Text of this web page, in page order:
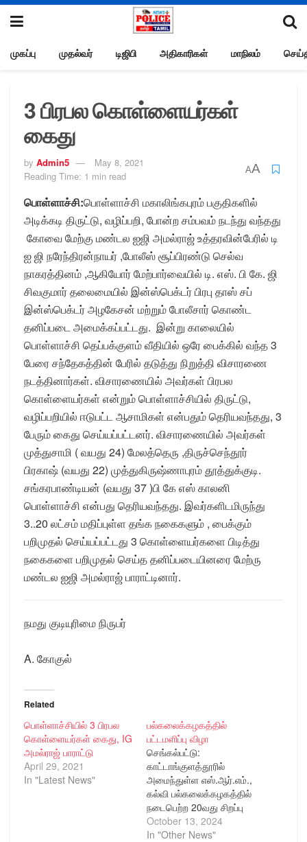
முகப்பு முதல்வர் டிஜிபி அதிகாரிகள் மாநிலம்
3 பிரபல கொள்ளையர்கள்
கைது
by Admin5
May 8, 2021
Reading Time: 1 min read
AA
பொள்ளாச்சி:பொள்ளாச்சி மகாலிங்கபுரம் பகுதிகளில்
அடிக்கடி திருட்டு, வழிப்பறி, போன்ற சம்பவம் நடந்து வந்தது
கோவை மேற்கு மண்டல ஐஜி அமல்ராஜ் உத்தரவின்பேரில் டி
ஐ ஜி நரேந்திரன்நாயர் ,போலீஸ் சூப்பிரண்டு செல்வ
நாகரத்தினம் ,ஆகியோர் மேற்பார்வையில் டி. எஸ். பி கே. ஜி
சிவகுமார் தலைமையில் இன்ஸ்பெக்டர் பிரபு தாஸ் சப்
இன்ஸ்பெக்டர் அழகேசன் மற்றும் போலீசார் கொண்ட
தனிப்படை அமைக்கப்பட்டது. இன்று காலையில்
பொள்ளாச்சி தெப்பக்குளம் வீதியில் ஒரே பைக்கில் வந்த 3
பேரை சந்தேகத்தின் பேரில் தடுத்து நிறுத்தி விசாரணை
நடத்தினார்கள். விசாரணையில் அவர்கள் பிரபல
கொள்ளையர்கள் என்றும் பொள்ளாச்சியில் திருட்டு,
வழிப்பறியில் ஈடுபட்ட ஆசாமிகள் என்பதும் தெரியவந்தது, 3
பேரும் கைது செய்யப்பட்டனர். விசாரணையில் அவர்கள்
முத்துசாமி ( வயது 24) மேலத்தெரு ,திருச்செந்தூர்
பிரகாஷ் (வயது 22) முத்துகிருஷ்ணாபுரம் தூத்துக்குடி.
சங்கரபாண்டியன் (வயது 37 )பி கே எஸ் காலனி
பொள்ளாச்சி என்பது தெரியவந்தது. இவர்களிடமிருந்து
3..20 லட்சம் மதிப்புள்ள தங்க நகைகளும் , பைக்கும்
பறிமுதல் செய்யப்பட்டது 3 கொள்ளையர்களை பிடித்து
நகைகளை பறிமுதல் செய்த தனிப்படையினரை மேற்ரு
மண்டல ஐஜி அமல்ராஜ் பாராட்டினார்.
நமது குடியுரிமை நிருபர்
A. கோகுல்
Related
பொள்ளாச்சியில் 3 பிரபல
கொள்ளையர்கள் கைது, IG
அமல்ராஜ் பாராட்டு
April 29, 2021
In "Latest News"
பல்கலைக்கழகத்தில்
பட்டமளிப்பு விழா
செங்கல்பட்டு:
காட்டாங்குளத்தூரில்
அமைந்துள்ள எஸ்.ஆர்.எம்.,
கல்வி பல்கலைக்கழகத்தில்
நடைபெற்ற 20வது சிறப்பு
பட்டமளிப்பு விழாவில் 8428
மாணவ மாணவியருக்கு
October 13, 2024
In "Other News"